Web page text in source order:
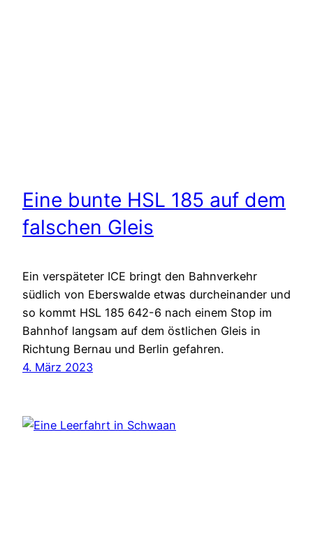
Eine bunte HSL 185 auf dem
falschen Gleis
Ein verspäteter ICE bringt den Bahnverkehr
südlich von Eberswalde etwas durcheinander und
so kommt HSL 185 642-6 nach einem Stop im
Bahnhof langsam auf dem östlichen Gleis in
Richtung Bernau und Berlin gefahren.
4. März 2023